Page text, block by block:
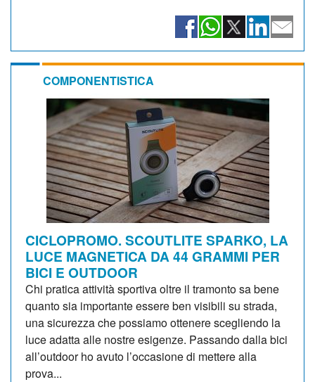
COMPONENTISTICA
CICLOPROMO. SCOUTLITE SPARKO, LA
LUCE MAGNETICA DA 44 GRAMMI PER
BICI E OUTDOOR
Chi pratica attività sportiva oltre il tramonto sa bene
quanto sia importante essere ben visibili su strada,
una sicurezza che possiamo ottenere scegliendo la
luce adatta alle nostre esigenze. Passando dalla bici
all’outdoor ho avuto l’occasione di mettere alla
prova...